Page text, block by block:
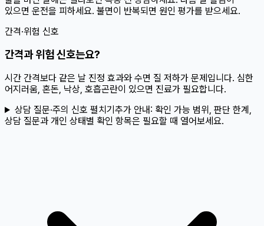
있으면 운전을 피하세요. 불면이 반복되면 원인 평가를 받으세요.
간격·위험 신호
간격과 위험 신호는요?
시간 간격보다 같은 날 진정 효과와 수면 질 저하가 문제입니다. 심한
어지러움, 혼돈, 낙상, 호흡곤란이 있으면 진료가 필요합니다.
상담 질문·주의 신호 펼치기추가 안내: 확인 가능 범위, 판단 한계,
상담 질문과 개인 상태별 확인 항목은 필요할 때 열어보세요.